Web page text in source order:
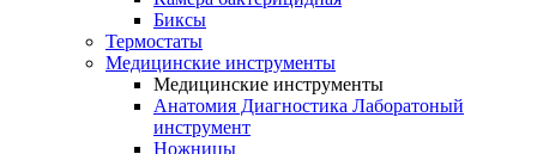
Биксы
Термостаты
Медицинские инструменты
Медицинские инструменты
Анатомия Диагностика Лаборатоный
инструмент
Ножницы